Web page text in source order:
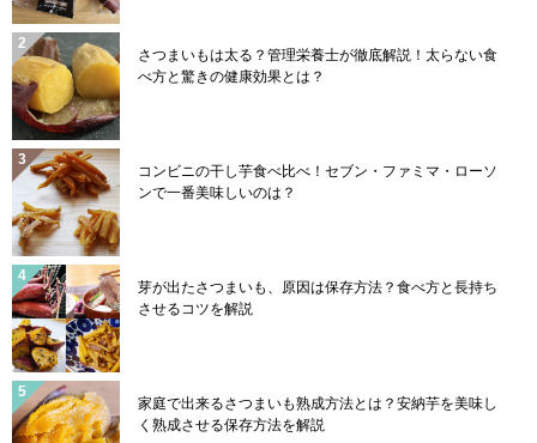
さつまいもは太る？管理栄養士が徹底解説！太らない食
べ方と驚きの健康効果とは？
コンビニの干し芋食べ比べ！セブン・ファミマ・ローソ
ンで一番美味しいのは？
芽が出たさつまいも、原因は保存方法？食べ方と長持ち
させるコツを解説
家庭で出来るさつまいも熟成方法とは？安納芋を美味し
く熟成させる保存方法を解説